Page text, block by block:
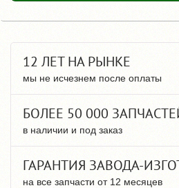
12 ЛЕТ НА РЫНКЕ
мы не исчезнем после оплаты
БОЛЕЕ 50 000
в наличии и под заказ
ГАРАНТИЯ ЗАВОДА-
на все запчасти от 12 месяцев